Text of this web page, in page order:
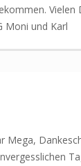
Vielen
Moni und Karl
Mega,